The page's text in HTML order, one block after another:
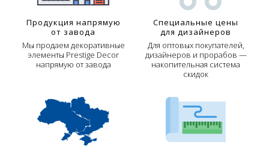
Продукция напрямую
от завода
Мы продаем декоративные
элементы Prestige Decor
напрямую от завода
Специальные цены
для дизайнеров
Для оптовых покупателей,
дизайнеров и прорабов —
накопительная система
скидок